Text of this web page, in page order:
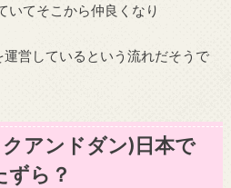
いてそこから仲良くなり
営しているという流れだそうで
アンドダン)日本で
ずら？